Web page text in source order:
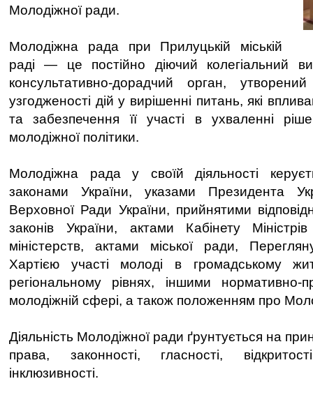
Молодіжної ради.
Молодіжна рада при Прилуцькій міській
раді — це постійно діючий колегіальний
консультативно-дорадчий орган,
узгодженості дій у вирішенні питань, які
та забезпечення її участі в ухваленні
молодіжної політики.
Молодіжна рада у своїй діяльності
законами України, указами Президента
Верховної Ради України, прийнятими
законів України, актами Кабінету
міністерств, актами міської ради,
Хартією участі молоді в громадському
регіональному рівнях, іншими
молодіжній сфері, а також положенням про
Діяльність Молодіжної ради ґрунтується на
права, законності, гласності,
інклюзивності.